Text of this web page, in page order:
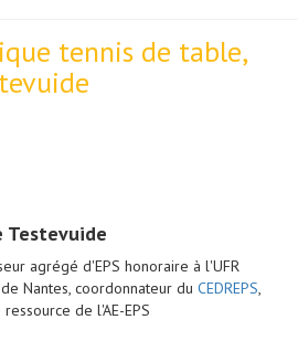
tennis de table,
Testevuide
agrégé d'EPS honoraire à l'UFR
Nantes, coordonnateur du CEDREPS,
de l'AE-EPS